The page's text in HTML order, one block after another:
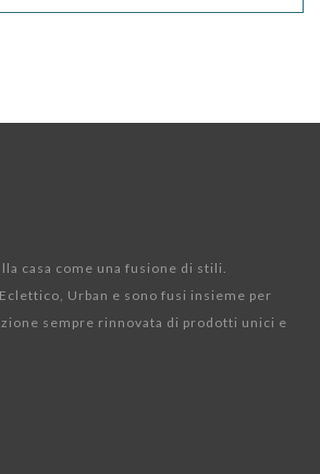
casa come una fusione di stili.
Urban e sono fusi insieme per
sempre rinnovata di prodotti unici e